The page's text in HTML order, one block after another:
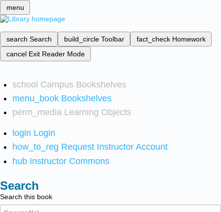
menu
search Search build_circle Toolbar fact_check Homework
cancel Exit Reader Mode
school Campus Bookshelves
menu_book Bookshelves
perm_media Learning Objects
login Login
how_to_reg Request Instructor Account
hub Instructor Commons
Search
Search this book